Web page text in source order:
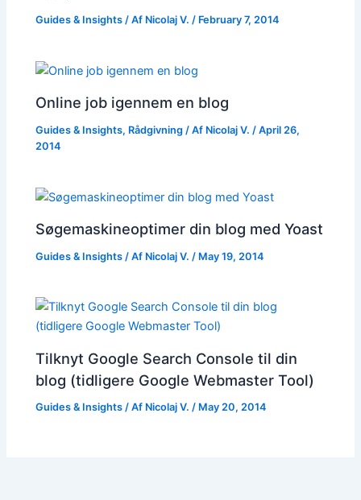
Guides & Insights / Af Nicolaj V./ February 7, 2014
Online job igennem en blog
Guides & Insights, Rådgivning / Af Nicolaj V./April 26,
2014
Søgemaskineoptimer din blog med Yoast
Guides & Insights / Af Nicolaj V./ May 19, 2014
Tilknyt Google Search Console til din
blog (tidligere Google Webmaster Tool)
Guides & Insights / Af Nicolaj V./ May 20, 2014